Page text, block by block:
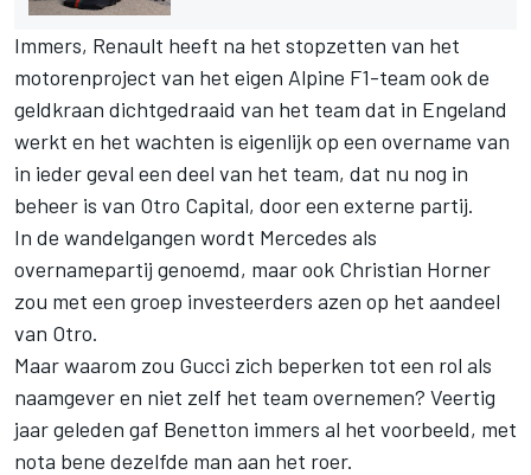
Immers, Renault heeft na het stopzetten van het
motorenproject van het eigen Alpine F1-team ook de
geldkraan dichtgedraaid van het team dat in Engeland
werkt en het wachten is eigenlijk op een overname van
in ieder geval een deel van het team, dat nu nog in
beheer is van Otro Capital, door een externe partij.
In de wandelgangen wordt Mercedes als
overnamepartij genoemd, maar ook Christian Horner
zou met een groep investeerders azen op het aandeel
van Otro.
Maar waarom zou Gucci zich beperken tot een rol als
naamgever en niet zelf het team overnemen? Veertig
jaar geleden gaf Benetton immers al het voorbeeld, met
nota bene dezelfde man aan het roer.